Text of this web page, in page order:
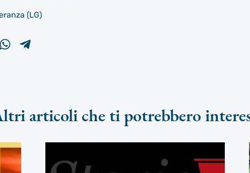
(LG)
articoli che ti potrebbero